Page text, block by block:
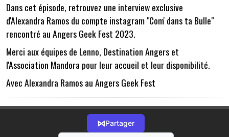
Dans cet épisode, retrouvez une interview exclusive
d'Alexandra Ramos du compte instagram "Com' dans ta Bulle"
rencontré au Angers Geek Fest 2023.
Merci aux équipes de Lenno, Destination Angers et
l'Association Mandora pour leur accueil et leur disponibilité.
Avec Alexandra Ramos au Angers Geek Fest
⋈Partager